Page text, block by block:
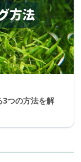
3つの方法を解